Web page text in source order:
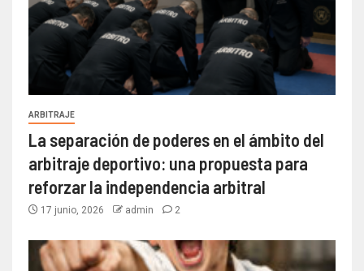
ARBITRAJE
La separación de poderes en el ámbito del
arbitraje deportivo: una propuesta para
reforzar la independencia arbitral
17 junio, 2026 admin 2